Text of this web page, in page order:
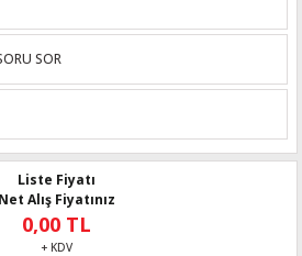
SOR
Liste Fiyatı
Net Alış Fiyatınız
0,00 TL
+ KDV